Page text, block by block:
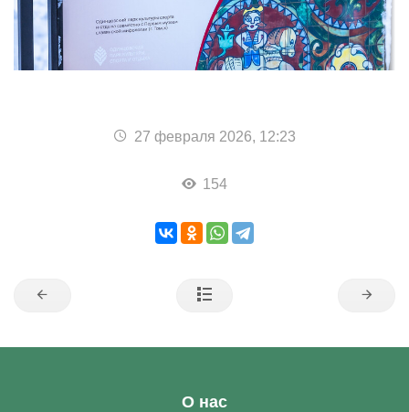
27 февраля 2026, 12:23
154
О нас